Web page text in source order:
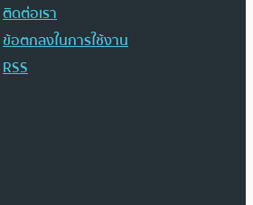
ติดต่อเรา
ข้อตกลงในการใช้งาน
RSS